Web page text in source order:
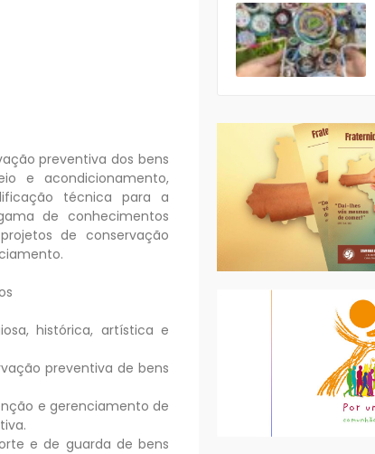
preventiva dos bens
e acondicionamento,
técnica para a
de conhecimentos
de conservação
histórica, artística e
preventiva de bens
e gerenciamento de
e de guarda de bens